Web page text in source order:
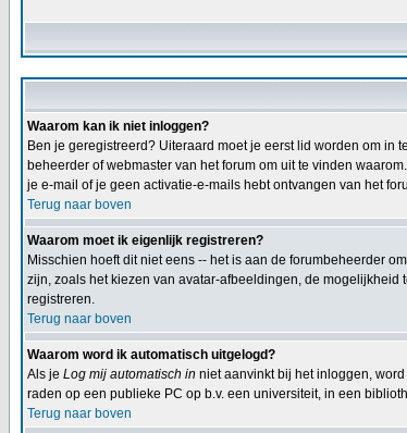
Waarom kan ik niet inloggen?
Ben je geregistreerd? Uiteraard moet je eerst lid worden om in
beheerder of webmaster van het forum om uit te vinden
je e-mail of je geen activatie-e-mails hebt ontvangen van het
Terug naar boven
Waarom moet ik eigenlijk registreren?
Misschien hoeft dit niet eens -- het is aan de forumbeheerder
zijn, zoals het kiezen van avatar-afbeeldingen, de
registreren.
Terug naar boven
Waarom word ik automatisch uitgelogd?
Als je Log mij automatisch in niet aanvinkt bij het inloggen,
raden op een publieke PC op b.v. een universiteit, in een
Terug naar boven